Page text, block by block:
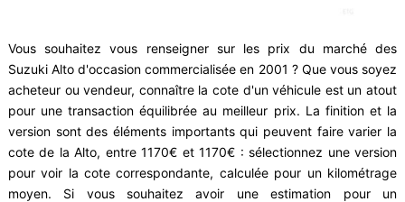
Vous souhaitez vous renseigner sur les prix du marché des
Suzuki Alto d'occasion commercialisée en 2001 ? Que vous soyez
acheteur ou vendeur, connaître la cote d'un véhicule est un atout
pour une transaction équilibrée au meilleur prix. La finition et la
version sont des éléments importants qui peuvent faire varier la
cote de la Alto, entre 1170€ et 1170€ : sélectionnez une version
pour voir la cote correspondante, calculée pour un kilométrage
moyen. Si vous souhaitez avoir une estimation pour un